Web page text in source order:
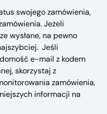
swojego zamówienia,
Jeżeli
wysłane, na pewno
Jeśli
e-mail z kodem
skorzystaj z
zamówienia,
informacji na